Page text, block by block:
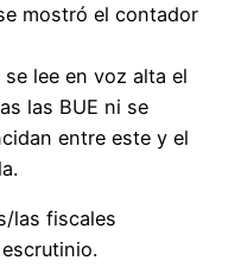
mostró el contador
lee en voz alta el
las BUE ni se
entre este y el
las fiscales